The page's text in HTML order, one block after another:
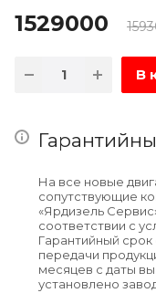
1529000
В
На все новые
сопутствующие
«Ярдизель
соответствии с
Гарантийный
передачи
месяцев с даты
установлено